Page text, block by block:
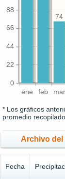
ene feb mar
0
22
44
66
88
74
* Los gráficos
promedio
Archivo del
Fecha